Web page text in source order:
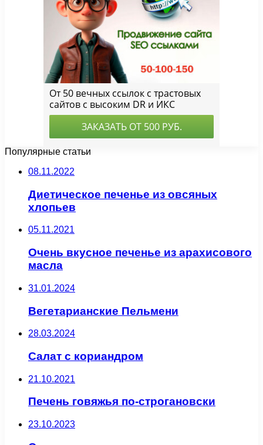
Популярные статьи
08.11.2022
Диетическое печенье из овсяных
хлопьев
05.11.2021
Очень вкусное печенье из арахисового
масла
31.01.2024
Вегетарианские Пельмени
28.03.2024
Салат с кориандром
21.10.2021
Печень говяжья по-строгановски
23.10.2023